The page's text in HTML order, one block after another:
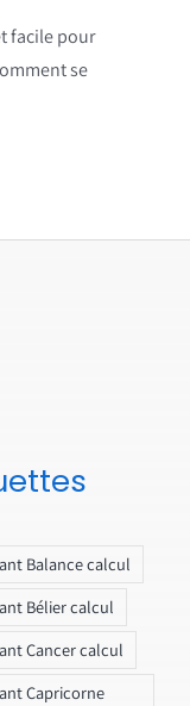
facile pour
se
Balance calcul
Bélier calcul
Cancer calcul
Capricorne